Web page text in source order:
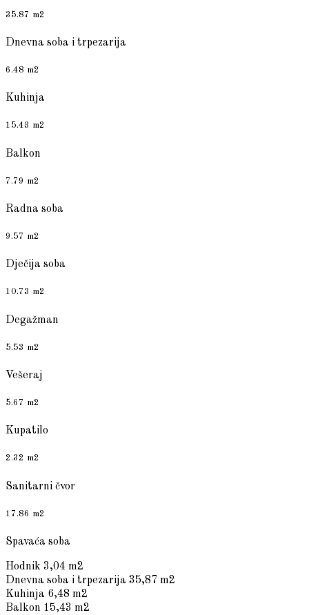
35.87 m2
Dnevna soba i trpezarija
6.48 m2
Kuhinja
15.43 m2
Balkon
7.79 m2
Radna soba
9.57 m2
Dječija soba
10.73 m2
Degažman
5.53 m2
Vešeraj
5.67 m2
Kupatilo
2.32 m2
Sanitarni čvor
17.86 m2
Spavaća soba
Hodnik 3,04 m2
Dnevna soba i trpezarija 35,87 m2
Kuhinja 6,48 m2
Balkon 15,43 m2